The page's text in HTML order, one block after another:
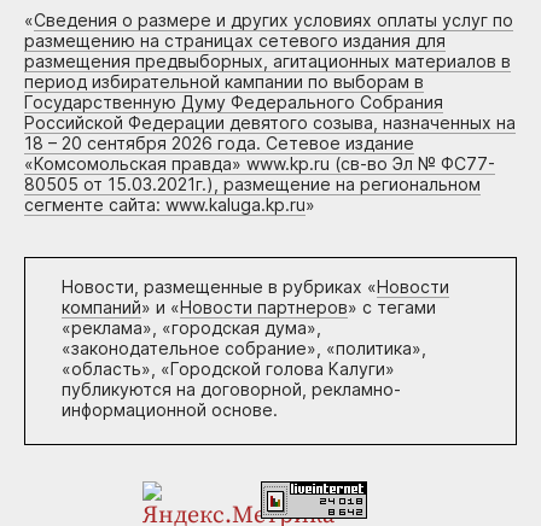
«Сведения о размере и других условиях оплаты услуг по
размещению на страницах сетевого издания для
размещения предвыборных, агитационных материалов в
период избирательной кампании по выборам в
Государственную Думу Федерального Собрания
Российской Федерации девятого созыва, назначенных на
18 – 20 сентября 2026 года. Сетевое издание
«Комсомольская правда» www.kp.ru (св-во Эл № ФС77-
80505 от 15.03.2021г.), размещение на региональном
сегменте сайта: www.kaluga.kp.ru»
Новости, размещенные в рубриках «Новости
компаний» и «Новости партнеров» с тегами
«реклама», «городская дума»,
«законодательное собрание», «политика»,
«область», «Городской голова Калуги»
публикуются на договорной, рекламно-
информационной основе.